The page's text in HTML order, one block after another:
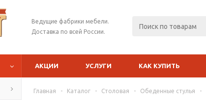
Ведущие фабрики мебели.
Доставка по всей России.
АКЦИИ УСЛУГИ КАК КУПИТЬ
Главная - Каталог - Столовая - Обеденные стулья -